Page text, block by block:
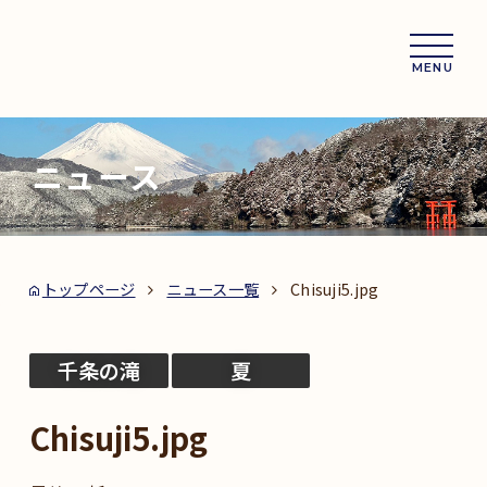
MENU
ニュース
トップページ ニュース一覧 Chisuji5.jpg
千条の滝 夏
Chisuji5.jpg